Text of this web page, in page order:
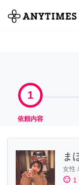
全て
1
依頼内容
ま
女性 /
sentiment_satisfied 1